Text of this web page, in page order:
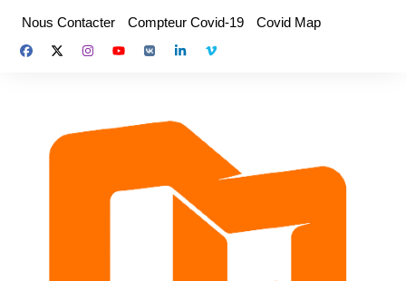
contenu
Nous Contacter Compteur Covid-19 Covid Map